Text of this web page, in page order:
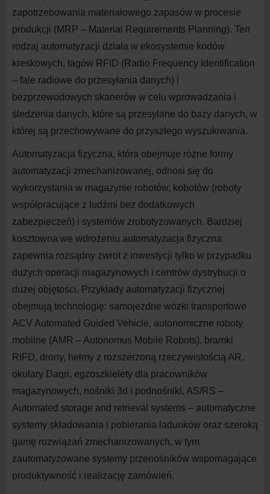
zapotrzebowania materiałowego zapasów w procesie
produkcji (MRP – Material Requirements Planning). Ten
rodzaj automatyzacji działa w ekosystemie kodów
kreskowych, tagów RFID (Radio Frequency Identification
– fale radiowe do przesyłania danych) i
bezprzewodowych skanerów w celu wprowadzania i
śledzenia danych, które są przesyłane do bazy danych, w
której są przechowywane do przyszłego wyszukiwania.
Automatyzacja fizyczna, która obejmuje różne formy
automatyzacji zmechanizowanej, odnosi się do
wykorzystania w magazynie robotów, kobotów (roboty
współpracujące z ludźmi bez dodatkowych
zabezpieczeń) i systemów zrobotyzowanych. Bardziej
kosztowna we wdrożeniu automatyzacja fizyczna
zapewnia rozsądny zwrot z inwestycji tylko w przypadku
dużych operacji magazynowych i centrów dystrybucji o
dużej objętości. Przykłady automatyzacji fizycznej
obejmują technologię: samojezdne wózki transportowe
ACV Automated Guided Vehicle, autonomiczne roboty
mobilne (AMR – Autonomus Mobile Robots), bramki
RIFD, drony, hełmy z rozszerzoną rzeczywistością AR,
okulary Daqri, egzoszkielety dla pracowników
magazynowych, nośniki 3d i podnośniki, AS/RS –
Automated storage and retrieval systems – automatyczne
systemy składowania i pobierania ładunków oraz szeroką
gamę rozwiązań zmechanizowanych, w tym
zautomatyzowane systemy przenośników wspomagające
produktywność i realizację zamówień.